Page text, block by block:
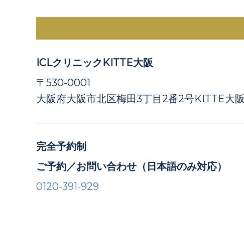
ICLクリニックKITTE大阪
〒530-0001
大阪府大阪市北区梅田3丁目2番2号KITTE大
完全予約制
ご予約／お問い合わせ（日本語のみ対応）
0120-391-929